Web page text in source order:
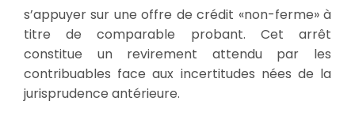
s’appuyer sur une offre de crédit «non-ferme» à
titre de comparable probant. Cet arrêt
constitue un revirement attendu par les
contribuables face aux incertitudes nées de la
jurisprudence antérieure.